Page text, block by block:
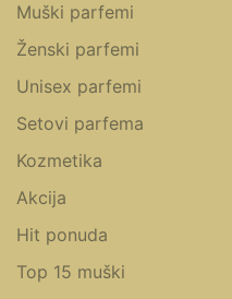
Muški parfemi
Ženski parfemi
Unisex parfemi
Setovi parfema
Kozmetika
Akcija
Hit ponuda
Top 15 muški